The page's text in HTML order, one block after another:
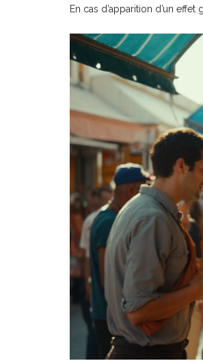
En cas d’apparition d’un